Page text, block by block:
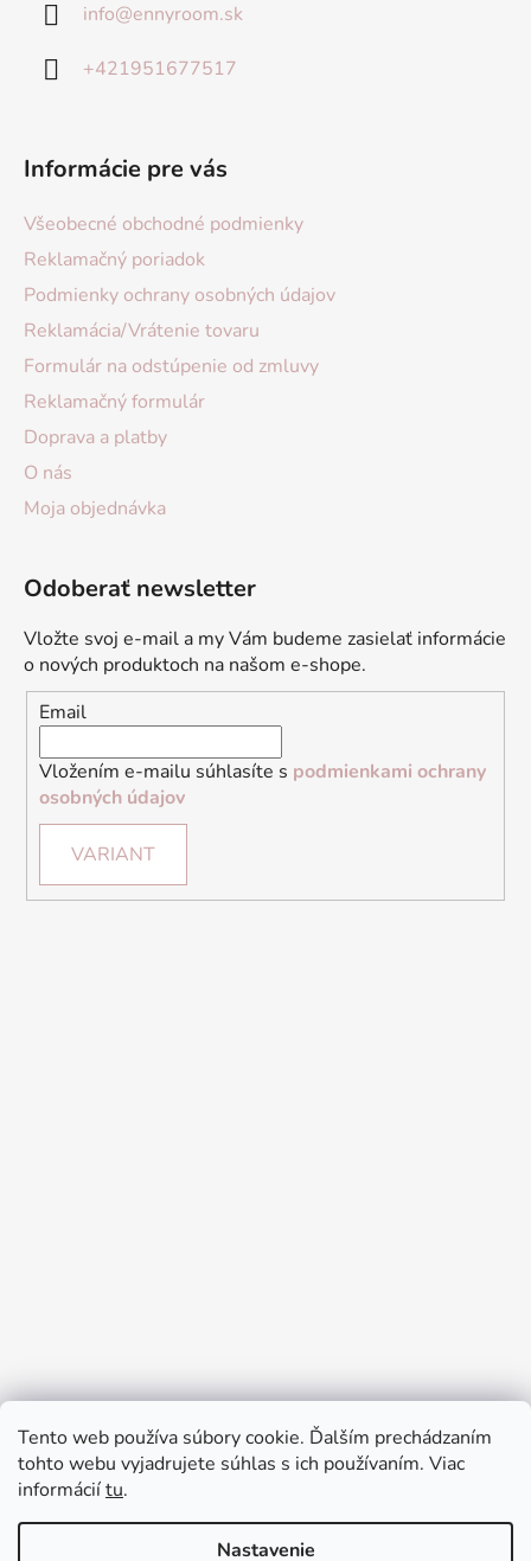
Tento web používa súbory cookie. Ďalším prechádzaním
tohto webu vyjadrujete súhlas s ich používaním. Viac
informáciítu.
Nastavenie
info@ennyroom.sk
+421951677517
Informácie pre vás
Všeobecné obchodné podmienky
Reklamačný poriadok
Podmienky ochrany osobných údajov
Reklamácia/Vrátenie tovaru
Formulár na odstúpenie od zmluvy
Reklamačný formulár
Doprava a platby
O nás
Moja objednávka
Odoberať newsletter
Vložte svoj e-mail a my Vám budeme zasielať informácie
o nových produktoch na našom e-shope.
Email
Vložením e-mailu súhlasíte s podmienkami ochrany
osobných údajov
VARIANT
Prijímame online platby